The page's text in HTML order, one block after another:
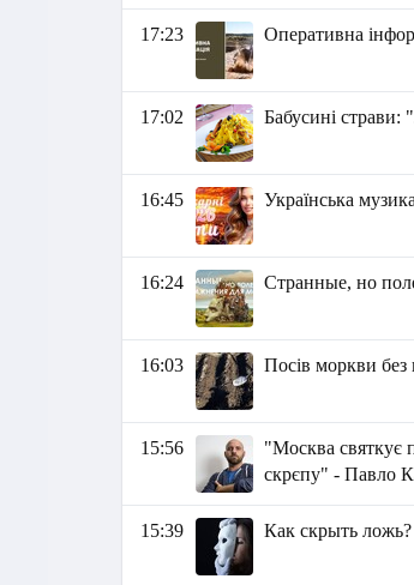
17:23 Оперативна
17:02 Бабусині
16:45 Українська
16:24 Странные, но
16:03 Посів моркви
15:56
"Москва святкує
скрєпу" - Павло
15:39 Как скрыть ложь?